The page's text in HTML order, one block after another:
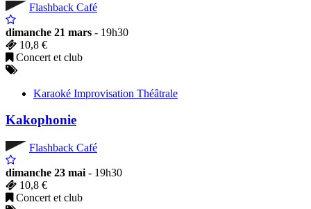
Flashback Café
dimanche 21 mars - 19h30
10,8 €
Concert et club
Karaoké Improvisation Théâtrale
Kakophonie
Flashback Café
dimanche 23 mai - 19h30
10,8 €
Concert et club